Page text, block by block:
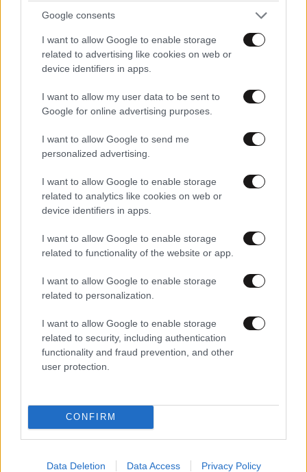
Google consents
I want to allow Google to enable storage
related to advertising like cookies on web or
device identifiers in apps.
I want to allow my user data to be sent to
Google for online advertising purposes.
I want to allow Google to send me
personalized advertising.
I want to allow Google to enable storage
related to analytics like cookies on web or
device identifiers in apps.
I want to allow Google to enable storage
related to functionality of the website or app.
I want to allow Google to enable storage
related to personalization.
I want to allow Google to enable storage
related to security, including authentication
functionality and fraud prevention, and other
user protection.
CONFIRM
Data Deletion Data Access Privacy Policy
Παγκόσμιο Κωπηλασίας Κ19: Παγκόσμιος
Πρωταθλητής ο Ιάσονας Μουσελίμης-Χάλκινο
μετάλλιο η Μουρατίδου
Ακολουθήστε τοNEWSBEAST
και μάθετε πρώτοι όλες τις ειδήσεις